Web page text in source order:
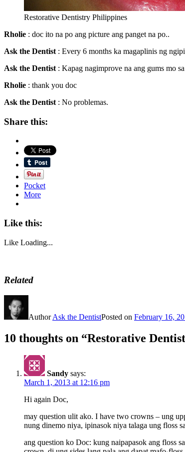
Restorative Dentistry Philippines
Rholie : doc ito na po ang picture ang panget na po..
Ask the Dentist : Every 6 months ka magaplinis ng
Ask the Dentist : Kapag nagimprove na ang gums mo
Rholie : thank you doc
Ask the Dentist : No problemas.
Share this:
Pocket
More
Like this:
Like Loading...
Related
AuthorAsk the DentistPosted on February 16,
10 thoughts on “Restorative
Sandy says:
March 1, 2013 at 12:16 pm
Hi again Doc,
may question ulit ako. I have two crowns – ung
nung dinemo niya, ipinasok niya talaga ung floss
ang question ko Doc: kung naipapasok ang floss